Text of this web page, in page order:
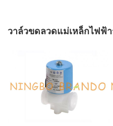
วาล์วขดลวดแม่เหล็กไฟฟ้